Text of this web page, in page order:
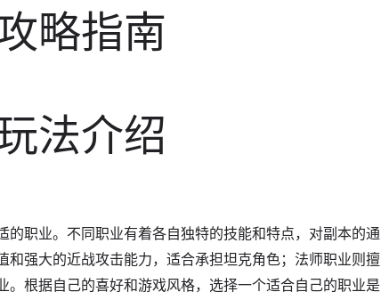
略指南
法介绍
职业。不同职业有着各自独特的技能和特点，对副本的通
强大的近战攻击能力，适合承担坦克角色；法师职业则擅
根据自己的喜好和游戏风格，选择一个适合自己的职业是